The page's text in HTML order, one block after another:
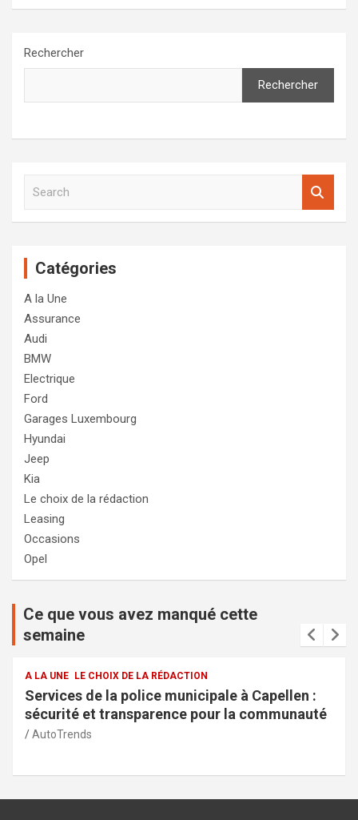
Rechercher
Rechercher
Catégories
A la Une
Assurance
Audi
BMW
Electrique
Ford
Garages Luxembourg
Hyundai
Jeep
Kia
Le choix de la rédaction
Leasing
Occasions
Opel
Ce que vous avez manqué cette
semaine
A LA UNE LE CHOIX DE LA RÉDACTION
Services de la police municipale à Capellen :
sécurité et transparence pour la communauté
AutoTrends